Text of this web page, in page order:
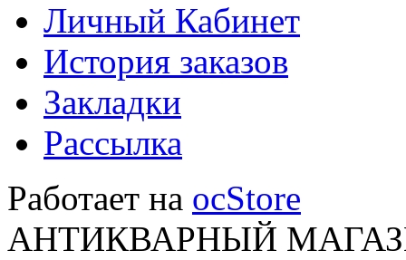
Личный Кабинет
История заказов
Закладки
Рассылка
Работает на ocStore
АНТИКВАРНЫЙ